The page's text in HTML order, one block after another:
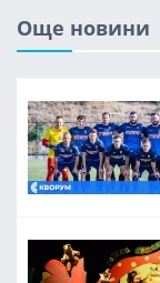
Още новини